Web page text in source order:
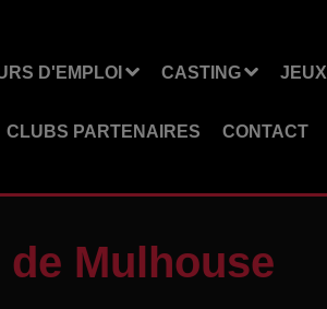
D'EMPLOI CASTING JEUX
CLUBS PARTENAIRES CONTACT
Mulhouse